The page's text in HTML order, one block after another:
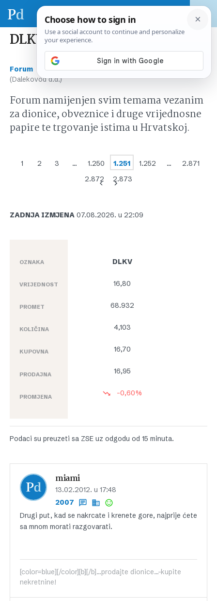
DLKV (Dalekovod d.d.)
Forum Tržište kapitala Hrvatska ›
DLKV
(Dalekovod d.d.)
Forum namijenjen svim temama vezanim
za dionice, obveznice i druge vrijednosne
papire te trgovanje istima u Hrvatskoj.
1 2 3 … 1.250 1.251 1.252 …
2.871
2.872
2.873
ZADNJA IZMJENA 07.08.2026. u 22:09
OZNAKA
VRIJEDNOST
PROMET
KOLIČINA
KUPOVNA
PRODAJNA
PROMJENA
DLKV
16,80
68.932
4,103
16,70
16,95
-0,60%
Podaci su preuzeti sa ZSE uz odgodu od 15 minuta.
miami
13.02.2012. u 17:48
2007
Drugi put, kad se nakrcate i krenete gore, najprije ćete
sa mnom morati razgovarati.
[color=blue][/color][b][/b]...prodajte dionice...-kupite
nekretnine!